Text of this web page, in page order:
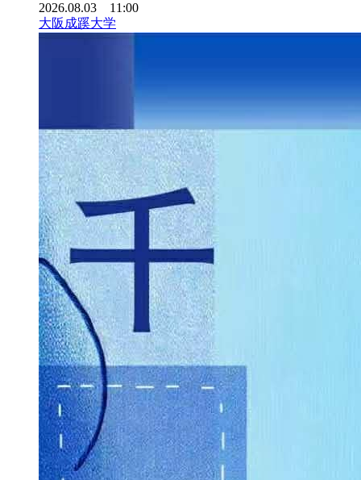
2026.08.03 11:00
大阪成蹊大学